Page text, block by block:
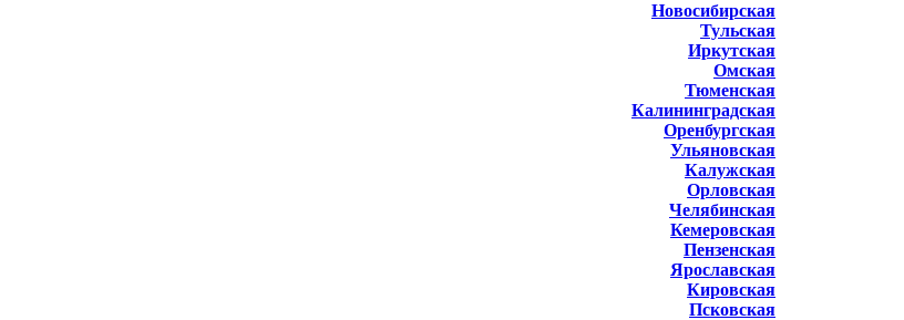
Новосибирская
Тульская
Иркутская
Омская
Тюменская
Калининградская
Оренбургская
Ульяновская
Калужская
Орловская
Челябинская
Кемеровская
Пензенская
Ярославская
Кировская
Псковская